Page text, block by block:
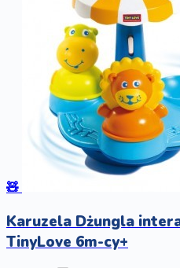
🧸
Karuzela Dżungla
TinyLove 6m-cy+